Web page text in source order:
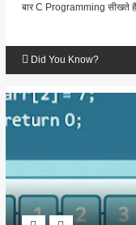
बार C Programming सीखते
Did You Know?